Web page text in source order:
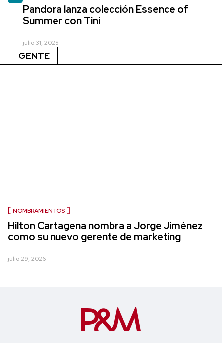
Pandora lanza colección Essence of
Summer con Tini
julio 31, 2026
GENTE
NOMBRAMIENTOS
Hilton Cartagena nombra a Jorge Jiménez
como su nuevo gerente de marketing
julio 29, 2026